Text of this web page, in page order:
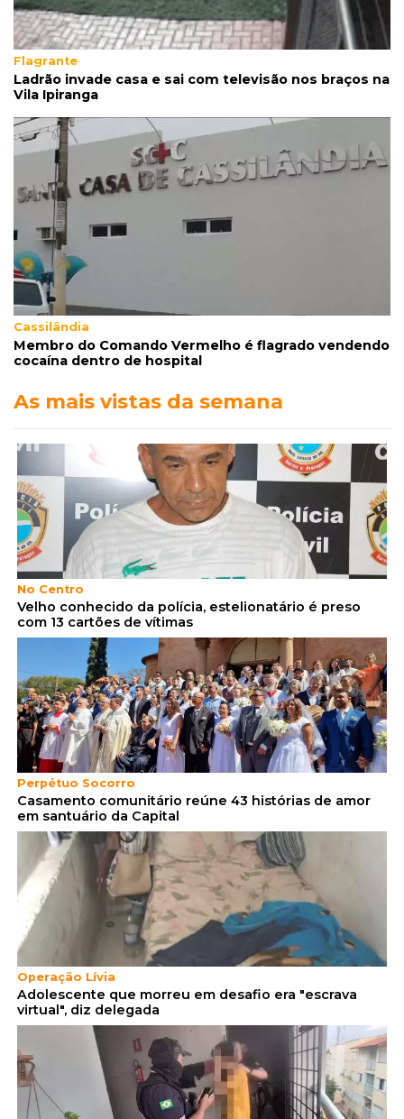
banho de sol e leva socos de detento
Flagrante
Ladrão invade casa e sai com televisão nos braços na
Vila Ipiranga
Cassilândia
Membro do Comando Vermelho é flagrado vendendo
cocaína dentro de hospital
As mais vistas da semana
No Centro
Velho conhecido da polícia, estelionatário é preso
com 13 cartões de vítimas
Perpétuo Socorro
Casamento comunitário reúne 43 histórias de amor
em santuário da Capital
Operação Lívia
Adolescente que morreu em desafio era "escrava
virtual", diz delegada